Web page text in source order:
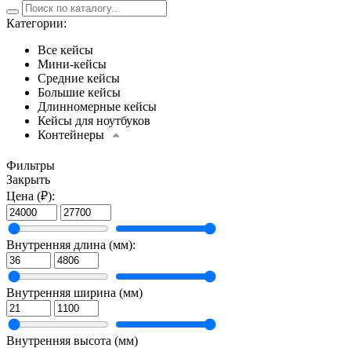
Категории:
Все кейсы
Мини-кейсы
Средние кейсы
Большие кейсы
Длинномерные кейсы
Кейсы для ноутбуков
Контейнеры
Контейнеры Патриот МЛК
Контейнеры Патриот СМК
Контейнеры Патриот RACK
Контейнеры Патриот ПСС
Контейнеры Патриот СМС
Контейнеры Патриот СТС
Мобильный госпиталь
Мобильные рабочие места
Фильтры
Закрыть
Цена (₽):
Внутренняя длина (мм):
Внутренняя ширина (мм)
Внутренняя высота (мм)